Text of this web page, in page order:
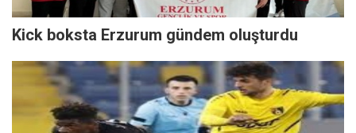
Kick boksta Erzurum gündem oluşturdu